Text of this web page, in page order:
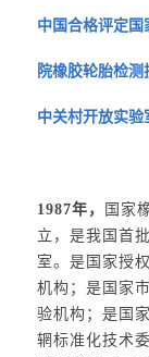
中国合格评定国
院橡胶轮胎检测
中关村开放实验
1987年，
国家
立，是我国首
室。是国家授
机构；是国家
验机构；是国
辋标准化技术